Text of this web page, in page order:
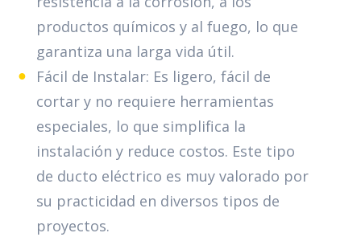
productos químicos y al fuego, lo que
garantiza una larga vida útil.
Fácil de Instalar: Es ligero, fácil de
cortar y no requiere herramientas
especiales, lo que simplifica la
instalación y reduce costos. Este tipo
de ducto eléctrico es muy valorado por
su practicidad en diversos tipos de
proyectos.